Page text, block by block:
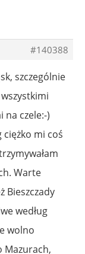
#140388
szczególnie
czele:-)
ciężko mi coś
Warte
Bieszczady
według
wolno
Mazurach,